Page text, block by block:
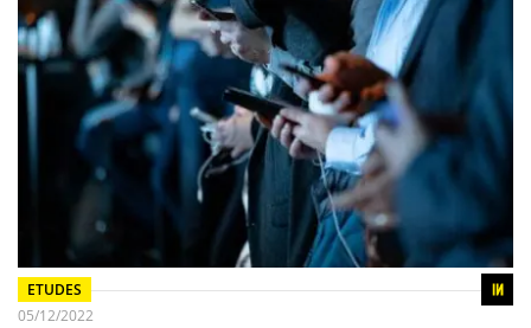
ETUDES
05/12/2022